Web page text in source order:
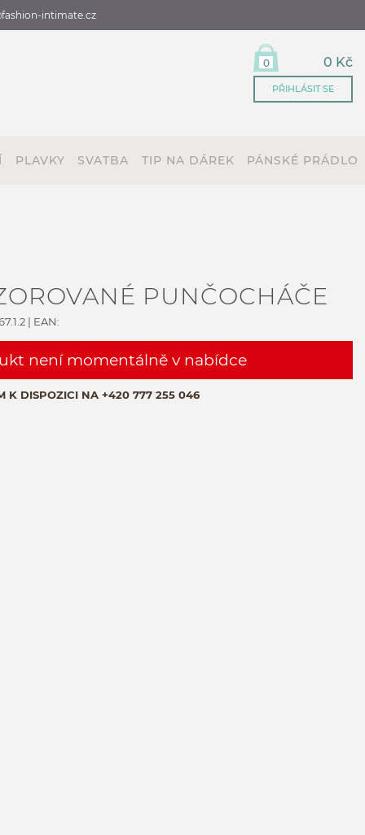
intimate.cz
0 0 Kč
PŘIHLÁSIT SE
PLAVKY SVATBA TIP NA DÁREK PÁNSKÉ PRÁDLO
PUNČOCHÁČE
| EAN:
není momentálně v nabídce
K DISPOZICI NA +420 777 255 046